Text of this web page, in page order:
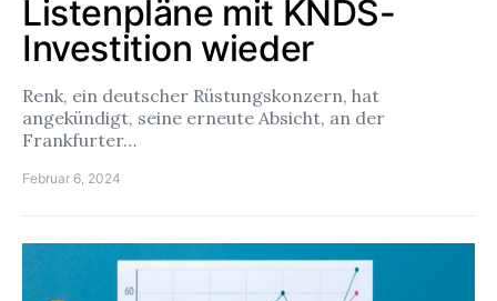
Listenpläne mit KNDS-
Investition wieder
Renk, ein deutscher Rüstungskonzern, hat
angekündigt, seine erneute Absicht, an der
Frankfurter…
Februar 6, 2024